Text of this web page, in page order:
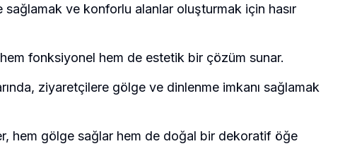
sağlamak ve konforlu alanlar oluşturmak için hasır
fonksiyonel hem de estetik bir çözüm sunar.
ziyaretçilere gölge ve dinlenme imkanı sağlamak
hem gölge sağlar hem de doğal bir dekoratif öğe